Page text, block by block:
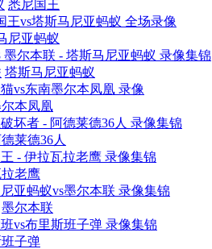
悉尼国王
王vs塔斯马尼亚蚂蚁 全场录像
尼亚蚂蚁
尔本联 - 塔斯马尼亚蚂蚁 录像集锦
塔斯马尼亚蚂蚁
vs东南墨尔本凤凰 录像
本凤凰
坏者 - 阿德莱德36人 录像集锦
莱德36人
- 伊拉瓦拉老鹰 录像集锦
老鹰
亚蚂蚁vs墨尔本联 录像集锦
墨尔本联
vs布里斯班子弹 录像集锦
子弹